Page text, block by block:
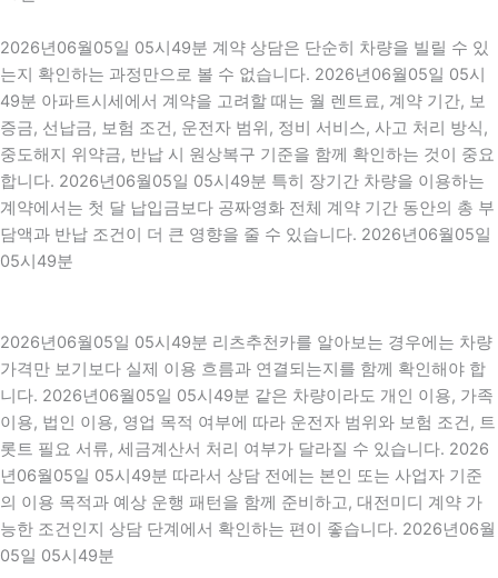
2026년06월05일 05시49분 계약 상담은 단순히 차량을 빌릴 수 있
는지 확인하는 과정만으로 볼 수 없습니다. 2026년06월05일 05시
49분 아파트시세에서 계약을 고려할 때는 월 렌트료, 계약 기간, 보
증금, 선납금, 보험 조건, 운전자 범위, 정비 서비스, 사고 처리 방식,
중도해지 위약금, 반납 시 원상복구 기준을 함께 확인하는 것이 중요
합니다. 2026년06월05일 05시49분 특히 장기간 차량을 이용하는
계약에서는 첫 달 납입금보다 공짜영화 전체 계약 기간 동안의 총 부
담액과 반납 조건이 더 큰 영향을 줄 수 있습니다. 2026년06월05일
05시49분
2026년06월05일 05시49분 리츠추천카를 알아보는 경우에는 차량
가격만 보기보다 실제 이용 흐름과 연결되는지를 함께 확인해야 합
니다. 2026년06월05일 05시49분 같은 차량이라도 개인 이용, 가족
이용, 법인 이용, 영업 목적 여부에 따라 운전자 범위와 보험 조건, 트
롯트 필요 서류, 세금계산서 처리 여부가 달라질 수 있습니다. 2026
년06월05일 05시49분 따라서 상담 전에는 본인 또는 사업자 기준
의 이용 목적과 예상 운행 패턴을 함께 준비하고, 대전미디 계약 가
능한 조건인지 상담 단계에서 확인하는 편이 좋습니다. 2026년06월
05일 05시49분